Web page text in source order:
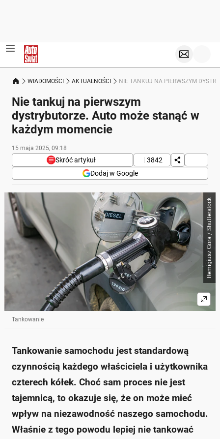
WIADOMOŚCI AKTUALNOŚCI NIE TANKUJ NA PIERWSZYM
Nie tankuj na pierwszym
dystrybutorze. Auto może stanąć w
każdym momencie
15 maja 2025, 09:18
Skróć artykuł
3842
Dodaj w Google
Poniżej streszczenie artykułu:
Skrót przygotowany przez Onet Czat z AI, może zawierać błędy.
Tankowanie na pierwszym dystrybutorze może
zaszkodzić samochodowi z powodu zanieczyszczeń
w paliwie.
Stare stacje paliw mają zbiorniki, w których
gromadzą się zanieczyszczenia, co może prowadzić
do usterek w układzie paliwowym.
Dystrybutory przy autostradach są często
eksploatowane, co zwiększa ryzyko zanieczyszczeń.
Rzadziej używane dystrybutory są bezpieczniejsze,
ale niskie poziomy paliwa mogą prowadzić do
problemów z wodą w zbiorniku.
Dbałość o wybór stacji paliw może wpłynąć na
dłuższą i niezawodną eksploatację auta.
Zapytaj o więcej Onet Czat z AI
Remigiusz Gora / Shutterstock
Tankowanie
Tankowanie samochodu jest standardową
czynnością każdego właściciela i użytkownika
czterech kółek. Choć sam proces nie jest
tajemnicą, to okazuje się, że on może mieć
wpływ na niezawodność naszego samochodu.
Właśnie z tego powodu lepiej nie tankować